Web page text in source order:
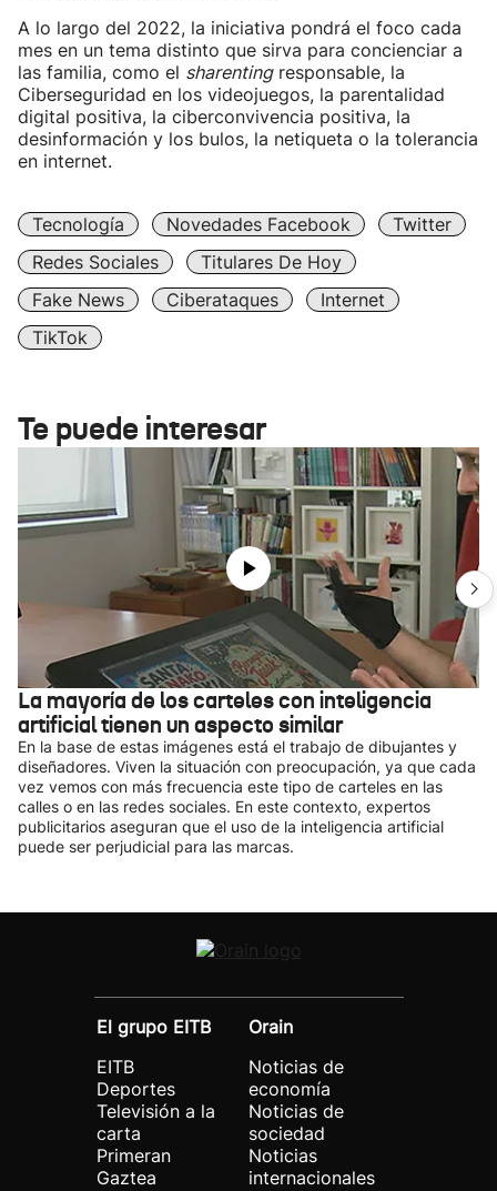
A lo largo del 2022, la iniciativa pondrá el foco cada
mes en un tema distinto que sirva para concienciar a
las familia, como el sharentingresponsable, la
Ciberseguridad en los videojuegos, la parentalidad
digital positiva, la ciberconvivencia positiva, la
desinformación y los bulos, la netiqueta o la tolerancia
en internet.
Tecnología Novedades Facebook
Twitter
Redes Sociales
Titulares De Hoy
Fake News
Ciberataques
Internet
TikTok
Te puede interesar
La mayoría de los carteles con inteligencia
artificial tienen un aspecto similar
En la base de estas imágenes está el trabajo de dibujantes y
diseñadores. Viven la situación con preocupación, ya que cada
vez vemos con más frecuencia este tipo de carteles en las
calles o en las redes sociales. En este contexto, expertos
publicitarios aseguran que el uso de la inteligencia artificial
puede ser perjudicial para las marcas.
El grupo EITB
EITB
Deportes
Televisión a la
carta
Primeran
Gaztea
Orain
Noticias de
economía
Noticias de
sociedad
Noticias
internacionales